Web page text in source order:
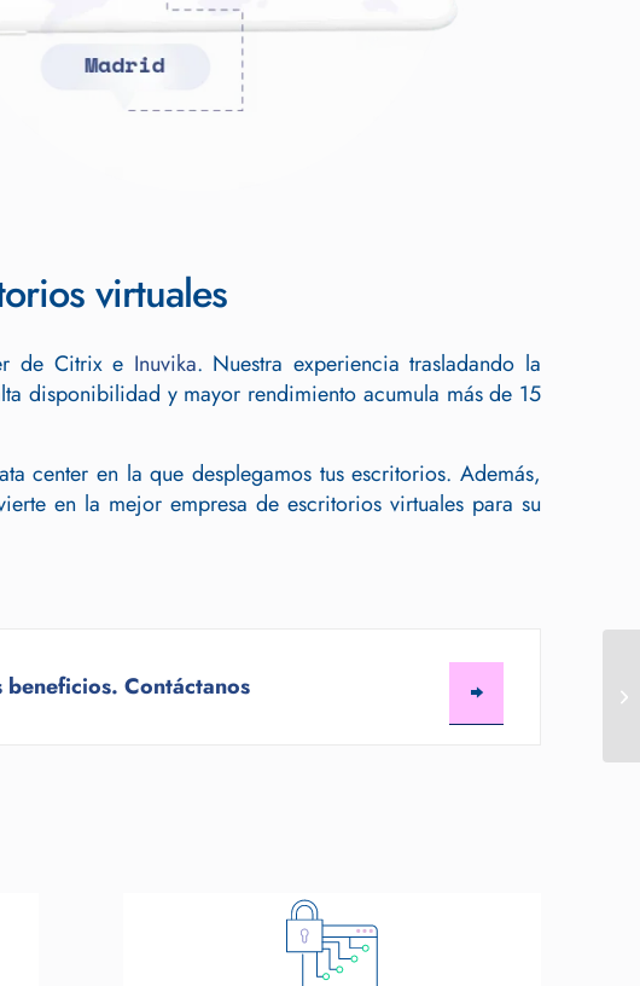
virtuales
de Citrix e Inuvika. Nuestra experiencia trasladando la
disponibilidad y mayor rendimiento acumula más de 15
center en la que desplegamos tus escritorios. Además,
en la mejor empresa de escritorios virtuales para su
Contáctanos